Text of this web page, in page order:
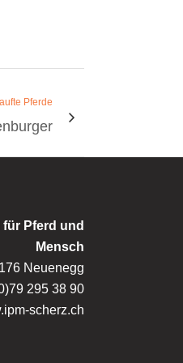
Pferde
für Pferd und
Mensch
Neuenegg
295 38 90
scherz.ch